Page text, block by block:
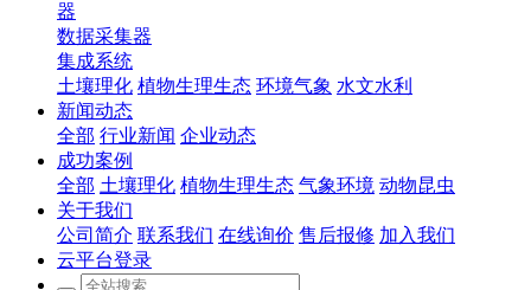
器
数据采集器
集成系统
土壤理化 植物生理生态 环境气象 水文水利
新闻动态
全部 行业新闻 企业动态
成功案例
全部 土壤理化 植物生理生态 气象环境 动物昆虫
关于我们
公司简介 联系我们 在线询价 售后报修 加入我们
云平台登录